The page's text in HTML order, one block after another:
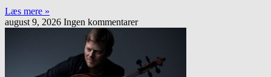
Læs mere »
august 9, 2026 Ingen kommentarer